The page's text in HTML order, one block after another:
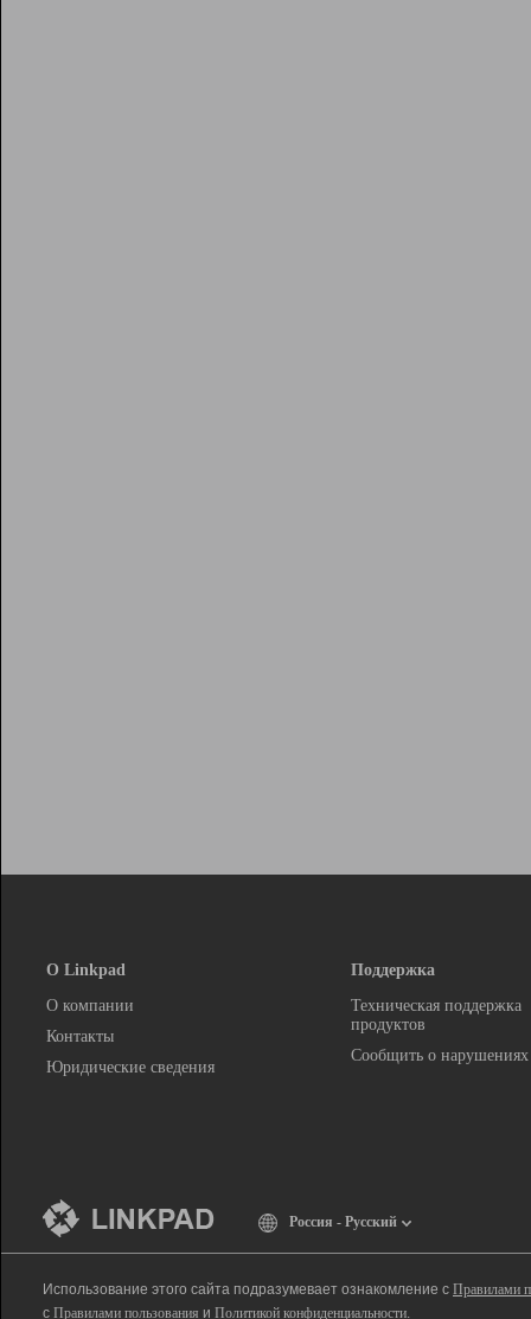
О Linkpad
О компании
Контакты
Юридические сведения
Поддержка
Техническая поддержка
продуктов
Сообщить о нарушениях
Россия - Русский
Использование этого сайта подразумевает ознакомление с Правилами
с Правилами пользования и Политикой конфиденциальности.